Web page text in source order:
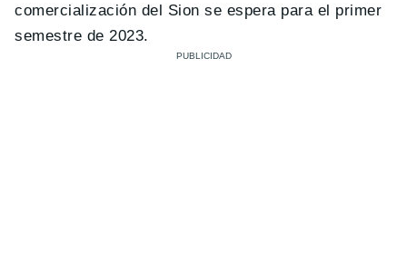
comercialización del Sion se espera para el primer
semestre de 2023.